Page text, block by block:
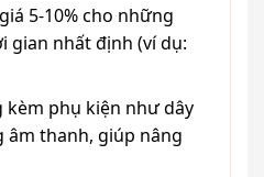
5-10% cho những
gian nhất định (ví dụ:
kèm phụ kiện như dây
âm thanh, giúp nâng